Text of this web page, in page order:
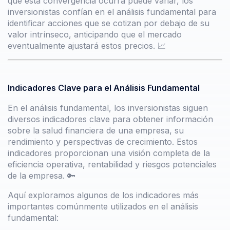
inversionistas confían en el análisis fundamental para
identificar acciones que se cotizan por debajo de su
valor intrínseco, anticipando que el mercado
eventualmente ajustará estos precios. 📈
Indicadores Clave para el Análisis Fundamental
En el análisis fundamental, los inversionistas siguen
diversos indicadores clave para obtener información
sobre la salud financiera de una empresa, su
rendimiento y perspectivas de crecimiento. Estos
indicadores proporcionan una visión completa de la
eficiencia operativa, rentabilidad y riesgos potenciales
de la empresa. 🔑
Aquí exploramos algunos de los indicadores más
importantes comúnmente utilizados en el análisis
fundamental: